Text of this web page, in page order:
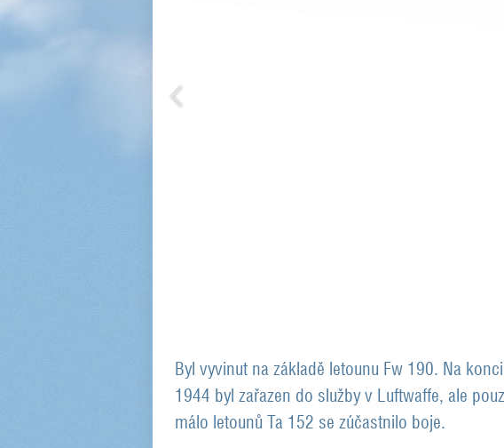
Byl vyvinut na základě letounu Fw 190. Na
1944 byl zařazen do služby v Luftwaffe, ale
málo letounů Ta 152 se zúčastnilo boje.